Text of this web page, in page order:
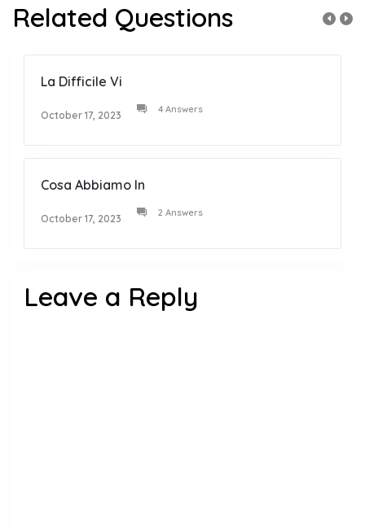
Related Questions
La Difficile Vi
October 17, 2023 4 Answers
Cosa Abbiamo In
October 17, 2023 2 Answers
Leave a Reply